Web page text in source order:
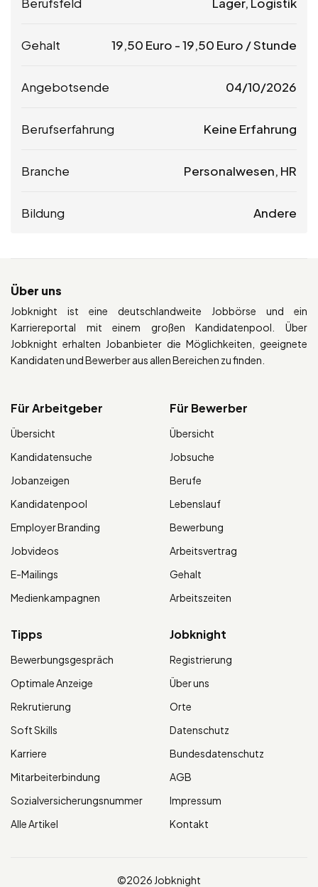
Gehalt 19,50 Euro -19,50 Euro / Stunde
Angebotsende 04/10/2026
Berufserfahrung Keine Erfahrung
Branche Personalwesen, HR
Bildung Andere
Über uns
Jobknight ist eine deutschlandweite Jobbörse und ein
Karriereportal mit einem großen Kandidatenpool. Über
Jobknight erhalten Jobanbieter die Möglichkeiten, geeignete
Kandidaten und Bewerber aus allen Bereichen zu finden.
Für Arbeitgeber
Übersicht
Kandidatensuche
Jobanzeigen
Kandidatenpool
Employer Branding
Jobvideos
E-Mailings
Medienkampagnen
Für Bewerber
Übersicht
Jobsuche
Berufe
Lebenslauf
Bewerbung
Arbeitsvertrag
Gehalt
Arbeitszeiten
Tipps
Bewerbungsgespräch
Optimale Anzeige
Rekrutierung
Soft Skills
Karriere
Mitarbeiterbindung
Sozialversicherungsnummer
Alle Artikel
Jobknight
Registrierung
Über uns
Orte
Datenschutz
Bundesdatenschutz
AGB
Impressum
Kontakt
©2026 Jobknight